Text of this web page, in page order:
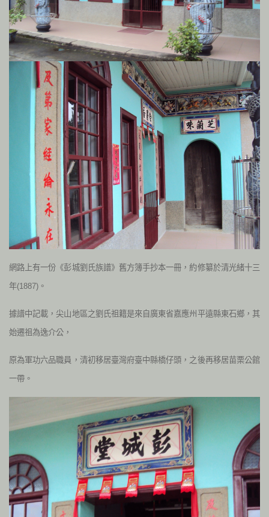
網路上有一份《彭城劉氏族譜》舊方簿手抄本一冊，約修纂於清光緒十三
年(1887)。
據譜中記載，尖山地區之劉氏祖籍是來自廣東省嘉應州平遠縣東石鄉，其
始遷祖為逸介公，
原為軍功六品職員，清初移居臺灣府臺中縣橋仔頭，之後再移居苗栗公館
一帶。